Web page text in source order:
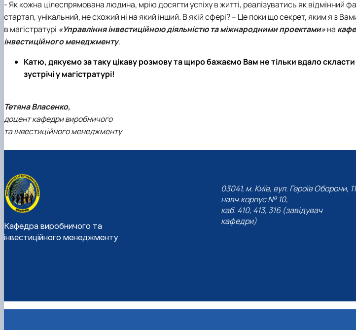
- Як кожна цілеспрямована людина, мрію досягти успіху в житті, реалізуватись як відмінний
стартап, унікальний, не схожий ні на який інший. В якій сфері? – Це поки що секрет, яким я з
в магістратурі «Управління інвестиційною діяльністю та міжнародними проектами»на
інвестиційного менеджменту.
Катю, дякуємо за таку цікаву розмову та щиро бажаємо Вам не тільки вдало скласти
зустрічі у магістратурі!
Тетяна Власенко,
доцент кафедри виробничого
та інвестиційного менеджменту
Кафедра виробничого та
інвестиційного менеджменту
03041, м. Київ, вул. Героїв Оборони,
навч.корпус № 10,
каб. 410, 413, 316 (завідувач
кафедри)